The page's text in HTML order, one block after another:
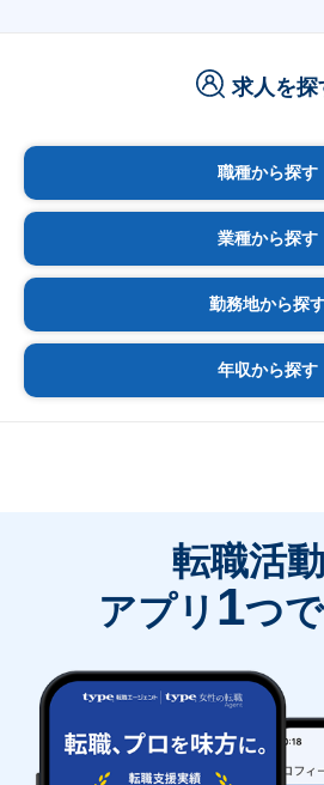
求人を探
職種から探す
業種から探す
勤務地から探
年収から探す
転職活
アプリ 1つ